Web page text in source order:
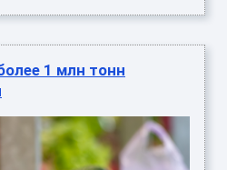
1 млн тонн